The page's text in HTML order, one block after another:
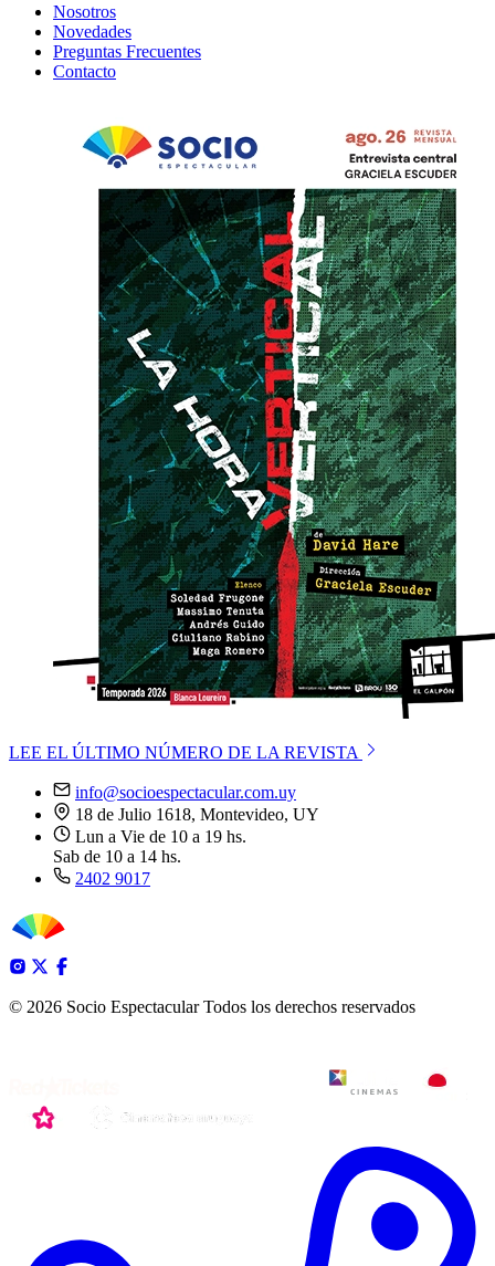
Nosotros
Novedades
Preguntas Frecuentes
Contacto
LEE EL ÚLTIMO NÚMERO DE LA REVISTA
info@socioespectacular.com.uy
18 de Julio 1618, Montevideo, UY
Lun a Vie de 10 a 19 hs.
Sab de 10 a 14 hs.
2402 9017
© 2026 Socio Espectacular Todos los derechos reservados